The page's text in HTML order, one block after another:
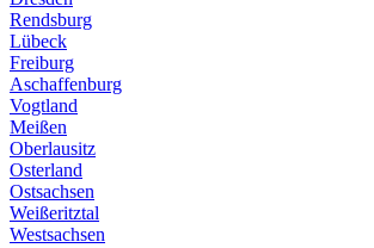
Rendsburg
Lübeck
Freiburg
Aschaffenburg
Vogtland
Meißen
Oberlausitz
Osterland
Ostsachsen
Weißeritztal
Westsachsen